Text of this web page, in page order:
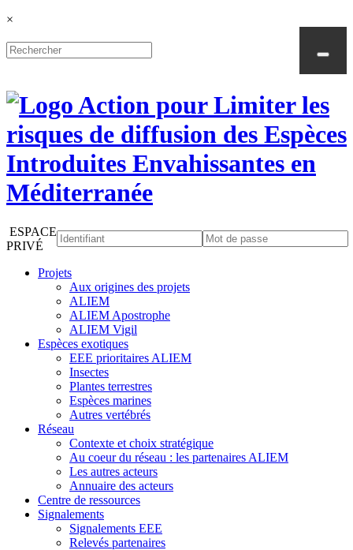
×
ESPACE
PRIVÉ
Projets
Aux origines des projets
ALIEM
ALIEM Apostrophe
ALIEM Vigil
Espèces exotiques
EEE prioritaires ALIEM
Insectes
Plantes terrestres
Espèces marines
Autres vertébrés
Réseau
Contexte et choix stratégique
Au coeur du réseau : les partenaires ALIEM
Les autres acteurs
Annuaire des acteurs
Centre de ressources
Signalements
Signalements EEE
Relevés partenaires